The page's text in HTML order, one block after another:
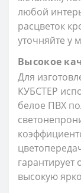
любой
расцветок
уточняйте у
Высокое
Для
КУБСТЕР
белое ПВХ
гарантирует
высокую